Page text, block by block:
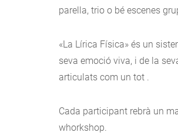
parella, trio o bé escenes
«La Lírica Física» és un
seva emoció viva, i de la
articulats com un tot .
Cada participant rebrà un
whorkshop.